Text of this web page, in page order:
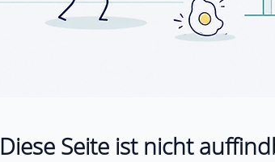
Diese Seite ist nicht